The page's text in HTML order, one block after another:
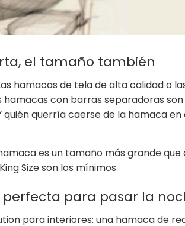
el tamaño también
hamacas de tela de alta calidad o
con barras separadoras
querría caerse de la hamaca en
es un tamaño más grande que
Size son los mínimos.
para pasar la
para interiores: una hamaca de